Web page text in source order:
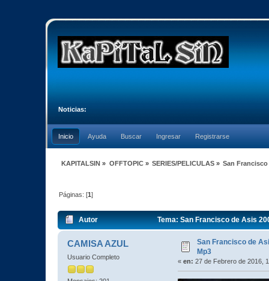
Noticias:
Inicio Ayuda Buscar Ingresar Registrarse
KAPITALSIN » OFFTOPIC» SERIES/PELICULAS» San Francisco
Páginas: [1]
Autor Tema: San Francisco de Asis
CAMISA AZUL
Usuario Completo
San Francisco de
Mp3
« en: 27 de Febrero de 2016,